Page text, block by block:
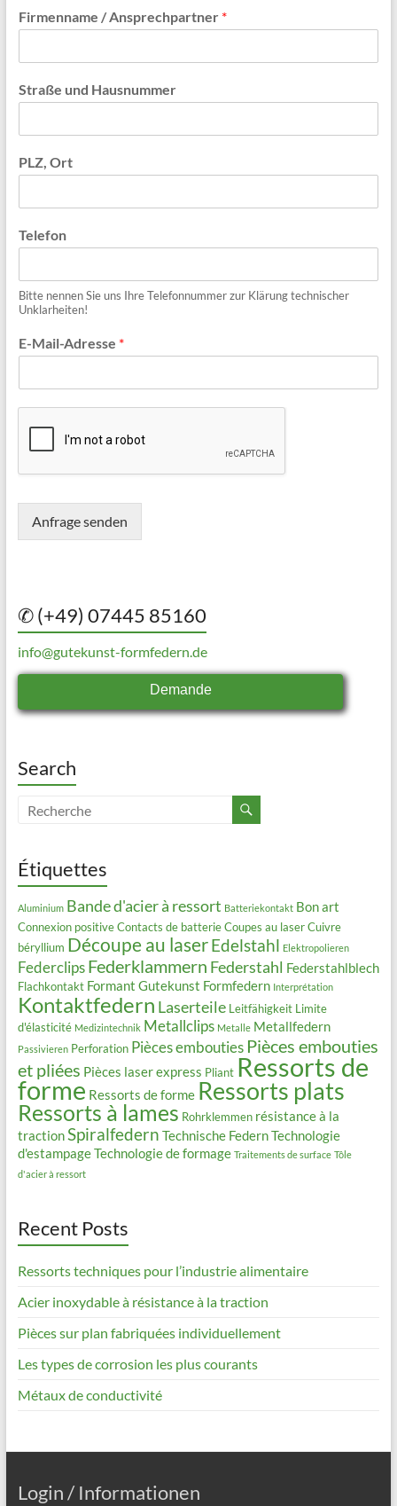
Firmenname / Ansprechpartner *
Straße und Hausnummer
PLZ, Ort
Telefon
Bitte nennen Sie uns Ihre Telefonnummer zur Klärung technischer
Unklarheiten!
E-Mail-Adresse *
Anfrage senden
✆ (+49) 07445 85160
info@gutekunst-formfedern.de
Demande
Search
Étiquettes
Aluminium Bande d'acier à ressort Batteriekontakt Bon art
Connexion positive Contacts de batterie Coupes au laser Cuivre
béryllium Découpe au laserEdelstahl Elektropolieren
Federclips Federklammern Federstahl Federstahlblech
Flachkontakt Formant Gutekunst Formfedern Interprétation
Kontaktfedern Laserteile Leitfähigkeit Limite
d'élasticité Medizintechnik Metallclips Metalle Metallfedern
Passivieren Perforation Pièces embouties Pièces embouties
et pliées Pièces laser express Pliant Ressorts de
forme Ressorts de forme Ressorts plats
Ressorts à lames Rohrklemmen résistance à la
tractionSpiralfedern Technische FedernTechnologie
d'estampageTechnologie de formage Traitements de surface Tôle
d'acier à ressort
Recent Posts
Ressorts techniques pour l’industrie alimentaire
Acier inoxydable à résistance à la traction
Pièces sur plan fabriquées individuellement
Les types de corrosion les plus courants
Métaux de conductivité
Login / Informationen